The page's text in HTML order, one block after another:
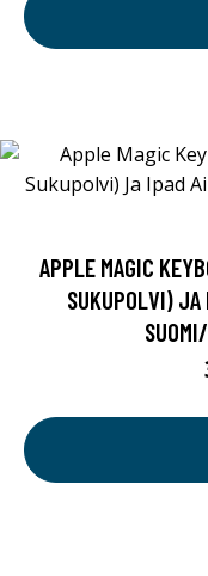
APPLE MAGIC
SUKUPOLVI)